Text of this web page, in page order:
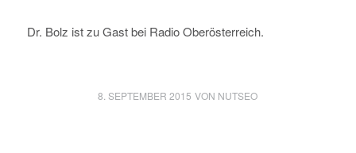
Dr. Bolz ist zu Gast bei Radio Oberösterreich.
8. SEPTEMBER 2015 VON NUTSEO